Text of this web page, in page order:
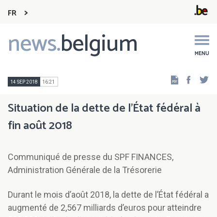
FR
news.belgium MENU
Main
navigation
14 SEP 2018 16:21
Situation de la dette de l’État fédéral à
fin août 2018
Communiqué de presse du SPF FINANCES,
Administration Générale de la Trésorerie
Durant le mois d’août 2018, la dette de l’État fédéral a
augmenté de 2,567 milliards d’euros pour atteindre